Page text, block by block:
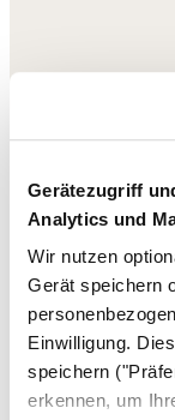
Gerätezugriff
Analytics und
Wir nutzen
Gerät speichern
Einwilligung.
speichern
erkennen, um